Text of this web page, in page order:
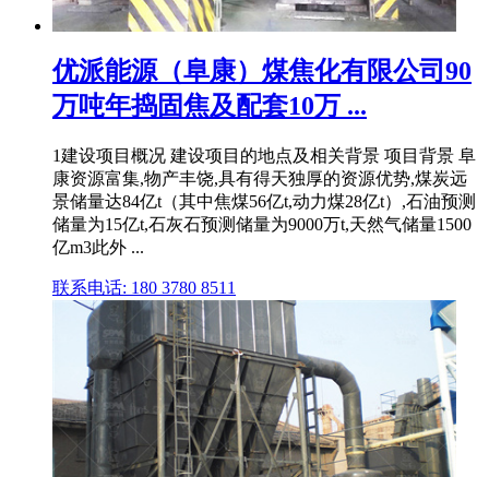
优派能源（阜康）煤焦化有限公司90
万吨年捣固焦及配套10万 ...
1建设项目概况 建设项目的地点及相关背景 项目背景 阜
康资源富集,物产丰饶,具有得天独厚的资源优势,煤炭远
景储量达84亿t（其中焦煤56亿t,动力煤28亿t）,石油预测
储量为15亿t,石灰石预测储量为9000万t,天然气储量1500
亿m3此外 ...
联系电话: 180 3780 8511